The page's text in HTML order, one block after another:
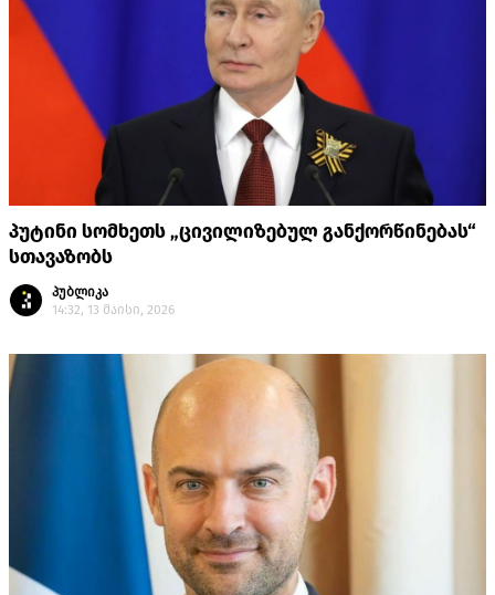
პუტინი სომხეთს „ცივილიზებულ განქორწინებას“
სთავაზობს
პუბლიკა
14:32, 13 მაისი, 2026